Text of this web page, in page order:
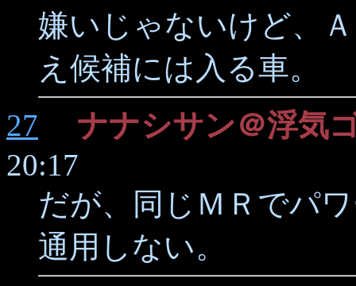
嫌いじゃないけど、
え候補には入る車。
27
ナナシサン＠浮気
20:17
だが、同じＭＲでパ
通用しない。